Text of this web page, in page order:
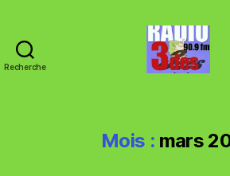
Recherche
90.9
FM
Mois : mars